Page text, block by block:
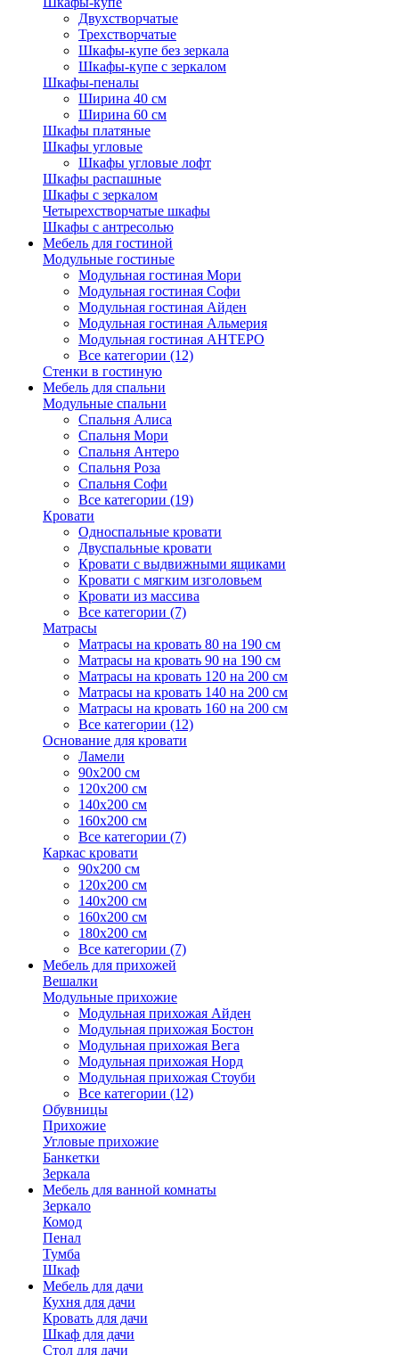
Двухстворчатые
Трехстворчатые
Шкафы-купе без зеркала
Шкафы-купе с зеркалом
Шкафы-пеналы
Ширина 40 см
Ширина 60 см
Шкафы платяные
Шкафы угловые
Шкафы угловые лофт
Шкафы распашные
Шкафы с зеркалом
Четырехстворчатые шкафы
Шкафы с антресолью
Мебель для гостиной
Модульные гостиные
Модульная гостиная Мори
Модульная гостиная Софи
Модульная гостиная Айден
Модульная гостиная Альмерия
Модульная гостиная АНТЕРО
Все категории (12)
Стенки в гостиную
Мебель для спальни
Модульные спальни
Спальня Алиса
Спальня Мори
Спальня Антеро
Спальня Роза
Спальня Софи
Все категории (19)
Кровати
Односпальные кровати
Двуспальные кровати
Кровати с выдвижными ящиками
Кровати с мягким изголовьем
Кровати из массива
Все категории (7)
Матрасы
Матрасы на кровать 80 на 190 см
Матрасы на кровать 90 на 190 см
Матрасы на кровать 120 на 200 см
Матрасы на кровать 140 на 200 см
Матрасы на кровать 160 на 200 см
Все категории (12)
Основание для кровати
Ламели
90х200 см
120х200 см
140х200 см
160х200 см
Все категории (7)
Каркас кровати
90х200 см
120х200 см
140х200 см
160х200 см
180х200 см
Все категории (7)
Мебель для прихожей
Вешалки
Модульные прихожие
Модульная прихожая Айден
Модульная прихожая Бостон
Модульная прихожая Вега
Модульная прихожая Норд
Модульная прихожая Стоуби
Все категории (12)
Обувницы
Прихожие
Угловые прихожие
Банкетки
Зеркала
Мебель для ванной комнаты
Зеркало
Комод
Пенал
Тумба
Шкаф
Мебель для дачи
Кухня для дачи
Кровать для дачи
Шкаф для дачи
Стол для дачи